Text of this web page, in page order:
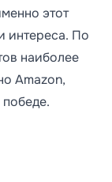
этот
интереса. По
наиболее
Amazon,